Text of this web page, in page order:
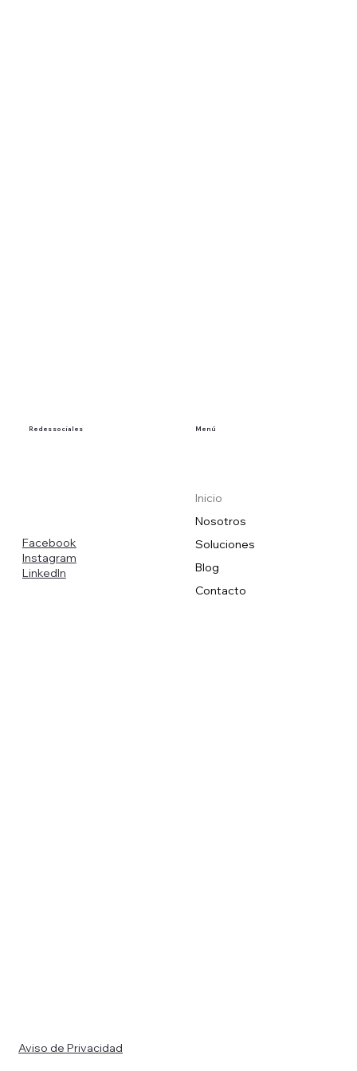
Menú
Redes sociales
Facebook
Instagram
LinkedIn
Inicio
Nosotros
Soluciones
Blog
Contacto
Aviso de Privacidad